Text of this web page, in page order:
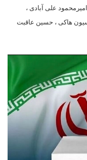
علی آبادی ،
هاکی ، حسین عاقبت